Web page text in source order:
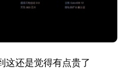
这还是觉得有点贵了